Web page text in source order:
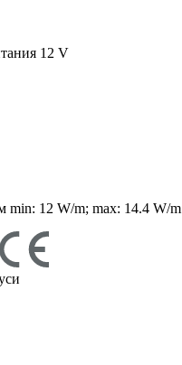
12 V
min: 12 W/m; max: 14.4 W/m